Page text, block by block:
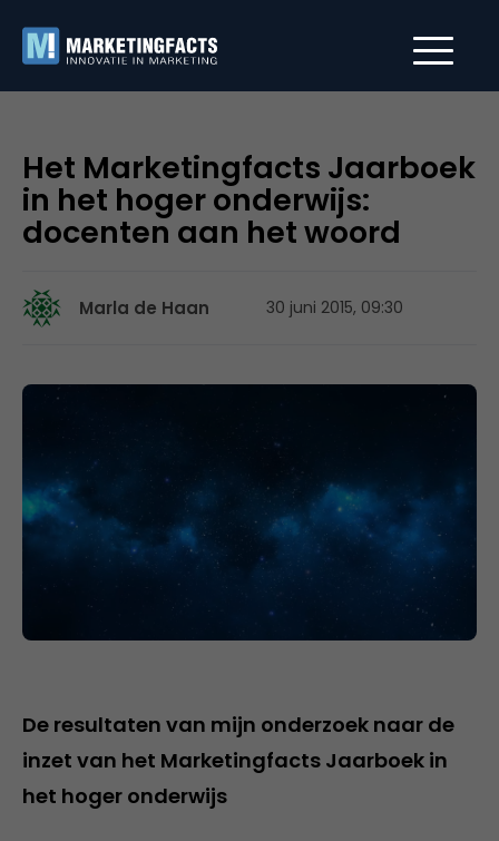
Het Marketingfacts Jaarboek
in het hoger onderwijs:
docenten aan het woord
Marla de Haan 30 juni 2015, 09:30
De resultaten van mijn onderzoek naar de
inzet van het Marketingfacts Jaarboek in
het hoger onderwijs